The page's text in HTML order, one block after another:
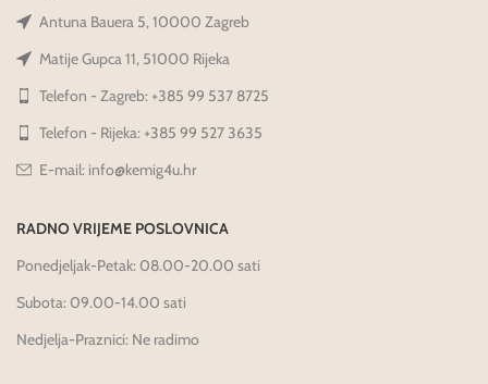
Antuna Bauera 5, 10000 Zagreb
Matije Gupca 11, 51000 Rijeka
Telefon - Zagreb: +385 99 537 8725
Telefon - Rijeka: +385 99 527 3635
E-mail: info@kemig4u.hr
RADNO VRIJEME POSLOVNICA
Ponedjeljak-Petak: 08.00-20.00 sati
Subota: 09.00-14.00 sati
Nedjelja-Praznici: Ne radimo